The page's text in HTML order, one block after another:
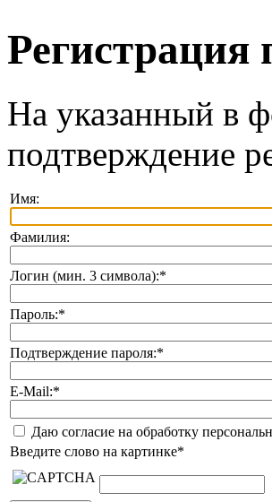
Регистрация
На указанный в
подтверждение
Имя:
Фамилия:
Логин (мин. 3 символа):*
Пароль:*
Подтверждение пароля:*
E-Mail:*
Даю согласие на обработку
Введите слово на картинке*